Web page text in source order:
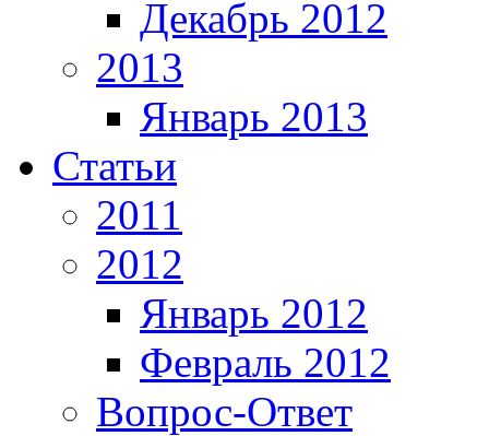
Декабрь 2012
2013
Январь 2013
Статьи
2011
2012
Январь 2012
Февраль 2012
Вопрос-Ответ